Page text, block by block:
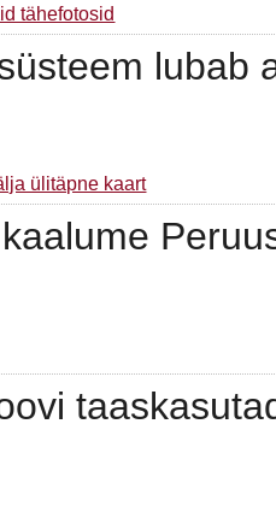
tähefotosid
lubab
ülitäpne kaart